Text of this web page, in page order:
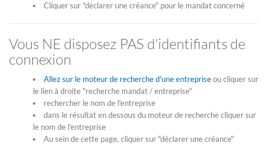
Cliquer sur "déclarer une créance" pour le mandat concerné
Vous NE disposez PAS d'identifiants de
connexion
Allez sur le moteur de recherche d'une entrepriseou cliquer sur
le lien à droite "recherche mandat / entreprise"
rechercher le nom de l'entreprise
dans le résultat en dessous du moteur de recherche cliquer sur
le nom de l'entreprise
Au sein de cette page, cliquer sur "déclarer une créance"